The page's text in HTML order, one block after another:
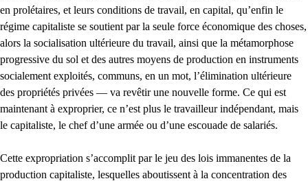
en prolétaires, et leurs conditions de travail, en capital, qu’enfin le
régime capitaliste se soutient par la seule force économique des choses,
alors la socialisation ultérieure du travail, ainsi que la métamorphose
progressive du sol et des autres moyens de production en instruments
socialement exploités, communs, en un mot, l’élimination ultérieure
des propriétés privées — va revêtir une nouvelle forme. Ce qui est
maintenant à exproprier, ce n’est plus le travailleur indépendant, mais
le capitaliste, le chef d’une armée ou d’une escouade de salariés.
Cette expropriation s’accomplit par le jeu des lois immanentes de la
production capitaliste, lesquelles aboutissent à la concentration des